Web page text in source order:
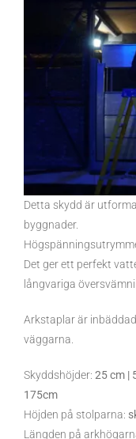
Detta skydd är
byggnader.
Det ger ett perfekt
långvariga
Arkstaplar är
väggarna.
Skyddshöjder: 25 cm |
175cm
Höjden på stolparna:
Längden på